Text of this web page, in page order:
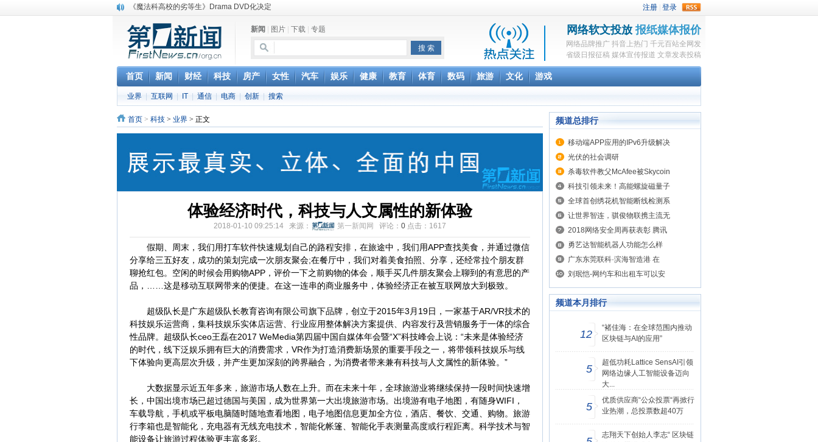
《魔法科高校的劣等生》Drama DVD化决定
消息称刘强东要求京东商城明年扭亏为盈
保健品也能吃出一身病? 康宝莱员工自揭多项家丑
煤价"跳水"电企利润"蹦高" 电煤联动亟待完善
苹果公司自建太阳能电厂为数据中心供电
吃饭、睡觉、黑人人？
网络电商和传统出版商的角逐：亚马逊停止接受Hachette所有图书订单
英国小猫因长得像希特勒遭袭 被扔垃圾左眼致盲
《中二病也想谈恋爱》女主角特报预告公开
新闻 图片 下载 专题 网络软文投放 报纸媒体报价
网络品牌推广 抖音上热门 千元百站全网发
省级日报征稿 媒体宣传报道 文章发表投稿
首页 新闻 财经 科技 房产 女性 汽车 娱乐 健康 教育 体育 数码 旅游 文化 游戏
业界 互联网 IT 通信 电商 创新 搜索
首页 > 科技 > 业界 > 正文
体验经济时代，科技与人文属性的新体验
2018-01-10 09:25:14 来源： 第一新闻网 评论：0 点击： 1617
假期、周末，我们用打车软件快速规划自己的路程安排，在旅途中，我们用APP查找美食，并通过微信
分享给三五好友，成功的策划完成一次朋友聚会;在餐厅中，我们对着美食拍照、分享，还经常拉个朋友群
聊抢红包。空闲的时候会用购物APP，评价一下之前购物的体会，顺手买几件朋友聚会上聊到的有意思的产
品，……这是移动互联网带来的便捷。在这一连串的商业服务中，体验经济正在被互联网放大到极致。
超级队长是广东超级队长教育咨询有限公司旗下品牌，创立于2015年3月19日，一家基于AR/VR技术的
科技娱乐运营商，集科技娱乐实体店运营、行业应用整体解决方案提供、内容发行及营销服务于一体的综合
性品牌。超级队长ceo王磊在2017 WeMedia第四届中国自媒体年会暨“X”科技峰会上说：“未来是体验经济
的时代，线下泛娱乐拥有巨大的消费需求，VR作为打造消费新场景的重要手段之一，将带领科技娱乐与线
下体验向更高层次升级，并产生更加深刻的跨界融合，为消费者带来兼有科技与人文属性的新体验。”
大数据显示近五年多来，旅游市场人数在上升。而在未来十年，全球旅游业将继续保持一段时间快速增
长，中国出境市场已超过德国与美国，成为世界第一大出境旅游市场。出境游有电子地图，有随身WIFI，
车载导航，手机或平板电脑随时随地查看地图，电子地图信息更加全方位，酒店、餐饮、交通、购物。旅游
行李箱也是智能化，充电器有无线充电技术，智能化帐篷、智能化手表测量高度或行程距离。科学技术与智
能设备让旅游过程体验更丰富多彩。
频道总排行
移动端APP应用的IPv6升级解决
光伏的社会调研
杀毒软件教父McAfee被Skycoin
科技引领未来！高能螺旋磁量子
全球首创绣花机智能断线检测系
让世界智连，骐俊物联携主流无
2018网络安全周再获表彰 腾讯
勇艺达智能机器人功能怎么样
广东东莞联科·滨海智造港 在
刘珉恺-网约车和出租车可以安
频道本月排行
12
“褚佳海：在全球范围内推动
区块链与AI的应用”
5
超低功耗Lattice SensAI引领
网络边缘人工智能设备迈向
大...
5
优质供应商“公众投票“再掀行
业热潮，总投票数超40万
志翔天下创始人李志“ 区块链